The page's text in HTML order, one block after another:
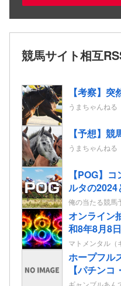
競馬サイト相互
【考察】
うまちゃんねる
【予想】
うまちゃんねる
【POG】
ルタの2024
情報
俺の当たる競馬
オンライン
和8年8月8
マトメンタル（
ホープフル
【パチンコ
ギャンブルあん